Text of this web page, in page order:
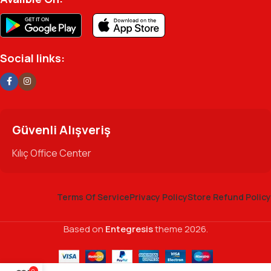
Social links:
Güvenli Alışveriş
Kılıç Office Center
Terms Of ServicePrivacy PolicyStore Refund Policy
Based on Entegresistheme2026.